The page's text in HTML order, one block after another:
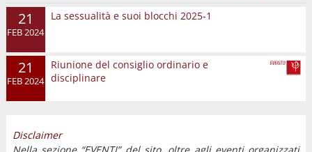
21
FEB 2024
La sessualità e suoi blocchi 2025-1
21
FEB 2024
Riunione del consiglio ordinario e
disciplinare
Disclaimer